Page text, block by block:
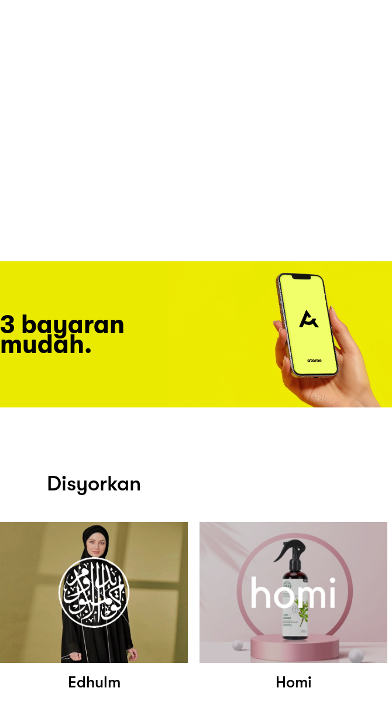
3 bayaran
mudah.
Disyorkan
Edhulm Homi